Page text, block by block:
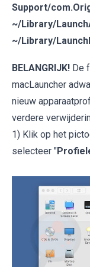
Support/
~/Library/
~/Library/
BELANGRIJK! De
macLauncher
nieuw
verdere
1) Klik op het
selecteer "